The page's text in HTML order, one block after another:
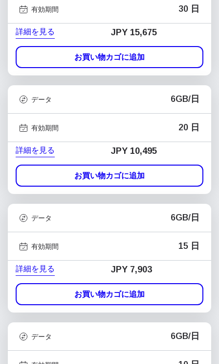
有効期間 30 日
詳細を見る JPY 15,675
お買い物カゴに追加
データ 6GB/日
有効期間 20 日
詳細を見る JPY 10,495
お買い物カゴに追加
データ 6GB/日
有効期間 15 日
詳細を見る JPY 7,903
お買い物カゴに追加
データ 6GB/日